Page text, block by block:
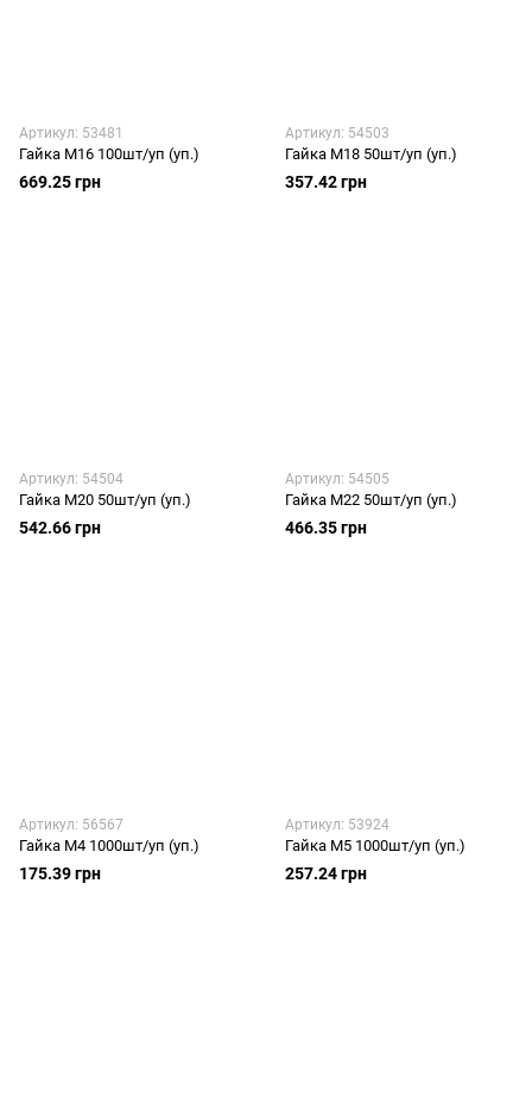
Артикул: 53481
Гайка М16 100шт/уп (уп.)
669.25 грн
Артикул: 54503
Гайка М18 50шт/уп (уп.)
357.42 грн
Артикул: 54504
Гайка М20 50шт/уп (уп.)
542.66 грн
Артикул: 54505
Гайка М22 50шт/уп (уп.)
466.35 грн
Артикул: 56567
Гайка М4 1000шт/уп (уп.)
175.39 грн
Артикул: 53924
Гайка М5 1000шт/уп (уп.)
257.24 грн